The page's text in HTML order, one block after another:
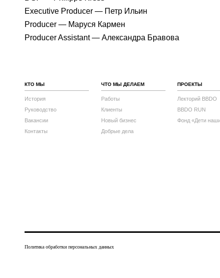
Executive Producer — Петр Ильин
Producer — Маруся Кармен
Producer Assistant — Александра Бравова
КТО МЫ
История
Руководство
Вакансии
Контакты
ЧТО МЫ ДЕЛАЕМ
Работы
Клиенты
Новый бизнес
Добрые дела
ПРОЕКТЫ
Лекторий BBDO
BBDO RUN
Фонд «Дети
Политика обработки персональных данных